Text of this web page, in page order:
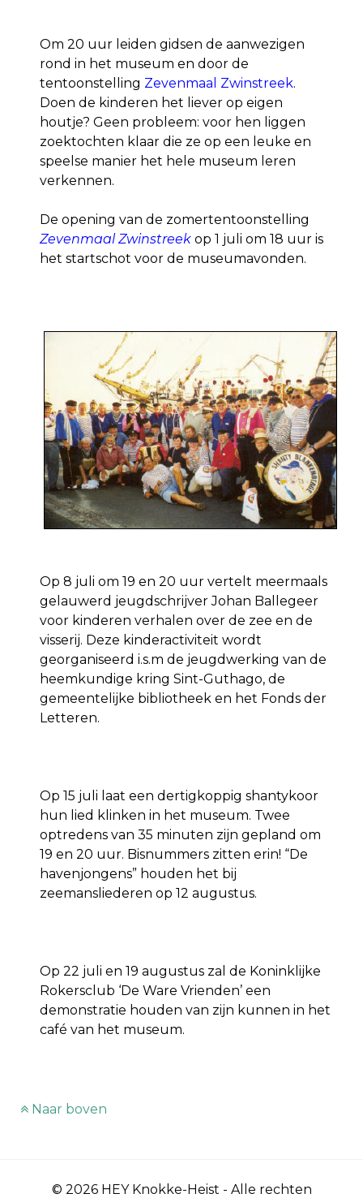
Om 20 uur leiden gidsen de aanwezigen
rond in het museum en door de
tentoonstelling Zevenmaal Zwinstreek.
Doen de kinderen het liever op eigen
houtje? Geen probleem: voor hen liggen
zoektochten klaar die ze op een leuke en
speelse manier het hele museum leren
verkennen.
De opening van de zomertentoonstelling
Zevenmaal Zwinstreek op 1 juli om 18 uur is
het startschot voor de museumavonden.
Op 8 juli om 19 en 20 uur vertelt meermaals
gelauwerd jeugdschrijver Johan Ballegeer
voor kinderen verhalen over de zee en de
visserij. Deze kinderactiviteit wordt
georganiseerd i.s.m de jeugdwerking van de
heemkundige kring Sint-Guthago, de
gemeentelijke bibliotheek en het Fonds der
Letteren.
Op 15 juli laat een dertigkoppig shantykoor
hun lied klinken in het museum. Twee
optredens van 35 minuten zijn gepland om
19 en 20 uur. Bisnummers zitten erin! “De
havenjongens” houden het bij
zeemansliederen op 12 augustus.
Op 22 juli en 19 augustus zal de Koninklijke
Rokersclub ‘De Ware Vrienden’ een
demonstratie houden van zijn kunnen in het
café van het museum.
Naar boven
© 2026 HEY Knokke-Heist - Alle rechten